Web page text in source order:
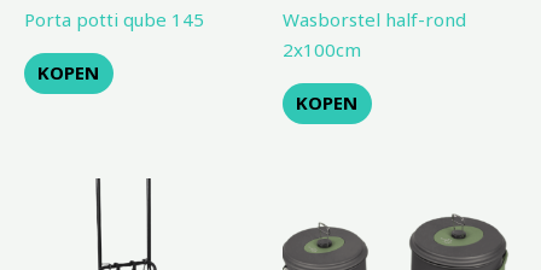
Porta potti qube 145
KOPEN
Wasborstel half-rond
2x100cm
KOPEN